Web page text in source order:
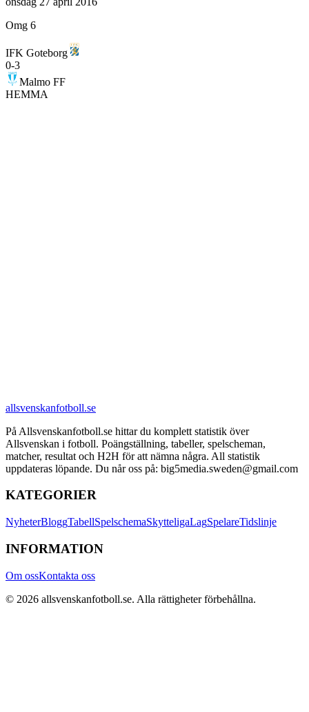
Omg 6
IFK Goteborg
0-3
Malmo FF
HEMMA
allsvenskanfotboll.se
På Allsvenskanfotboll.se hittar du komplett statistik över
Allsvenskan i fotboll. Poängställning, tabeller, spelscheman,
matcher, resultat och H2H för att nämna några. All statistik
uppdateras löpande. Du når oss på: big5media.sweden@gmail.com
KATEGORIER
NyheterBloggTabellSpelschemaSkytteligaLagSpelareTidslinje
INFORMATION
Om ossKontakta oss
© 2026 allsvenskanfotboll.se. Alla rättigheter förbehållna.